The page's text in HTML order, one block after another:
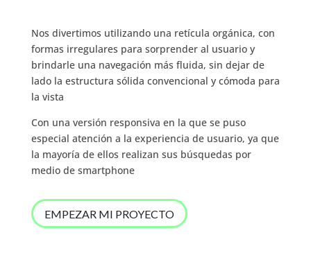
Nos divertimos utilizando una retícula orgánica, con
formas irregulares para sorprender al usuario y
brindarle una navegación más fluida, sin dejar de
lado la estructura sólida convencional y cómoda para
la vista
Con una versión responsiva en la que se puso
especial atención a la experiencia de usuario, ya que
la mayoría de ellos realizan sus búsquedas por
medio de smartphone
EMPEZAR MI PROYECTO